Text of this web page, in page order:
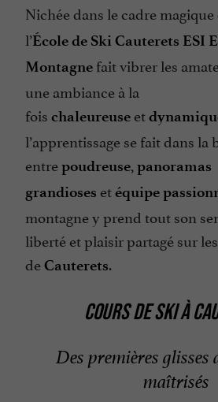
Nichée dans le cadre magique
l’École de Ski Cauterets ESI
Montagne fait vibrer les
une ambiance à la
fois chaleureuse et
l’apprentissage se fait dans
entrepoudreuse, panoramas
grandioses etéquipe
montagne y prend tout son
liberté et plaisir partagé sur
deCauterets.
COURS DE SKI À
Des premières glisses
maîtrisés